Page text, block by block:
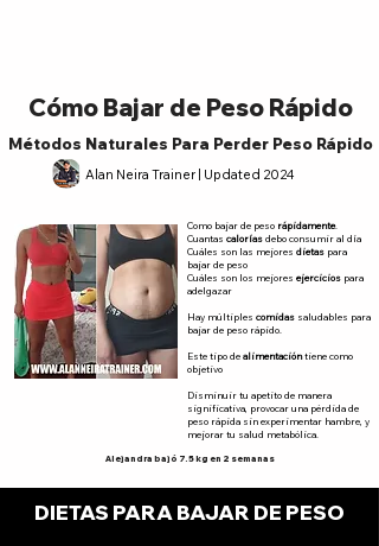
Cómo Bajar de Peso Rápido
Métodos Naturales Para Perder Peso Rápido
Alan Neira Trainer | Updated 2024
Como bajar de peso rápidamente.
Cuantas calorías debo consumir al día
Cuáles son las mejores dietas para
bajar de peso
Cuáles son los mejores ejercicios para
adelgazar
Hay múltiples comidas saludables para
bajar de peso rápido.
Este tipo de alimentacióntiene como
objetivo
Disminuir tu apetito de manera
significativa, provocar una pérdida de
peso rápida sin experimentar hambre, y
mejorar tu salud metabólica.
Alejandra bajó 7.5 kg en 2 semanas
DIETAS PARA BAJAR DE PESO